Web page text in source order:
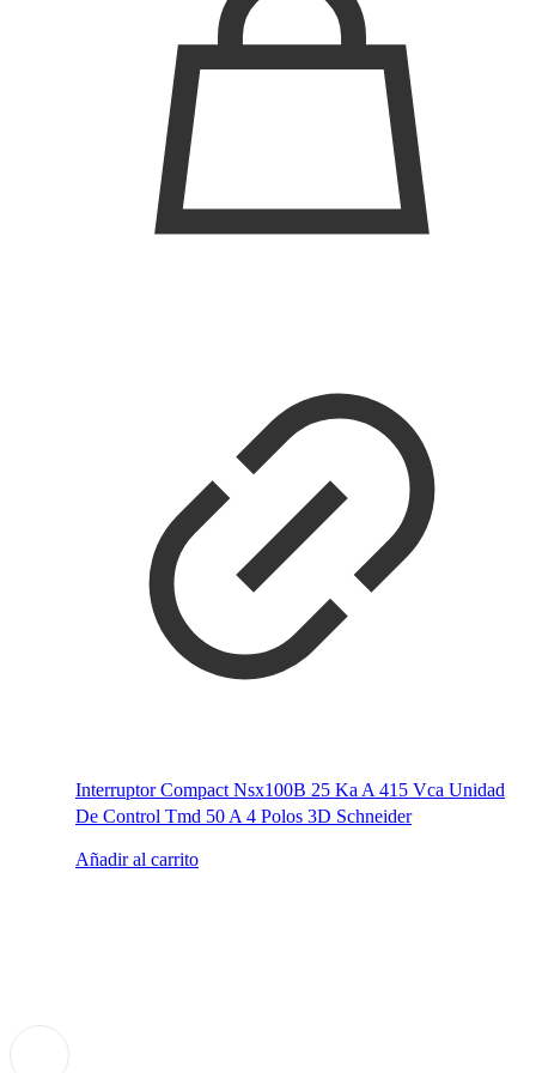
Interruptor Compact Nsx100B 25 Ka A 415 Vca Unidad
De Control Tmd 50 A 4 Polos 3D Schneider
Añadir al carrito